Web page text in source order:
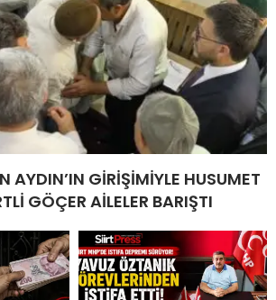
AYDIN’IN GİRİŞİMİYLE HUSUMET
GÖÇER AİLELER BARIŞTI